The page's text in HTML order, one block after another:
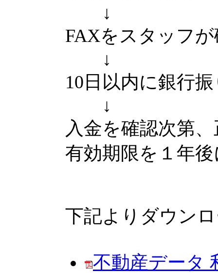
↓
FAXをスタッフ
↓
10日以内に銀行
↓
入金を確認次第
有効期限を１年
下記よりダウン
不動産データ